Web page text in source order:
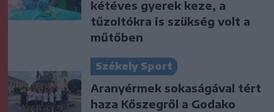
kétéves gyerek keze, a
tűzoltókra is szükség volt a
műtőben
Székely Sport
Aranyérmek sokaságával tért
haza Kőszegről a Godako